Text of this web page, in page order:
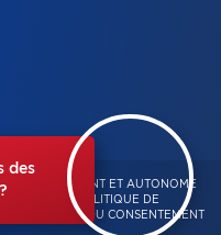
des
INDÉPENDANT ET AUTONOME
RÉSERVÉS -POLITIQUE DE
GESTION DU CONSENTEMENT